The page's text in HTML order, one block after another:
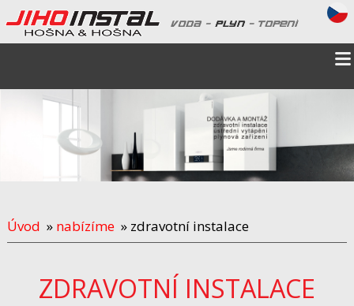
Úvod » nabízíme» zdravotní instalace
ZDRAVOTNÍ INSTALACE